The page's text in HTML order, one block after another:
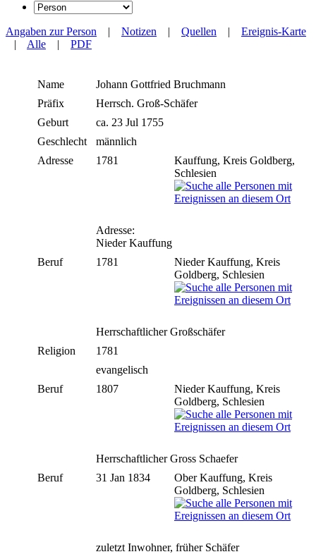
Angaben zur Person | Notizen | Quellen | Ereignis-Karte
| Alle | PDF
Name Johann Gottfried Bruchmann
Präfix
Herrsch. Groß-Schäfer
Geburt
ca. 23 Jul 1755
Geschlecht
männlich
Adresse
1781
Kauffung, Kreis Goldberg,
Schlesien
Adresse:
Nieder Kauffung
Beruf
1781
Nieder Kauffung, Kreis
Goldberg, Schlesien
Herrschaftlicher Großschäfer
Religion
1781
evangelisch
Beruf
1807
Nieder Kauffung, Kreis
Goldberg, Schlesien
Herrschaftlicher Gross Schaefer
Beruf
31 Jan 1834
Ober Kauffung, Kreis
Goldberg, Schlesien
zuletzt Inwohner, früher Schäfer